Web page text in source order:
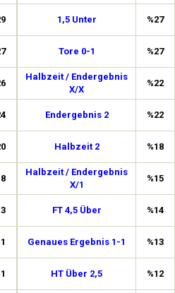
1,5 Unter %27
Tore 0-1 %27
Halbzeit / Endergebnis
X/X
%22
Endergebnis 2 %22
Halbzeit 2 %18
Halbzeit / Endergebnis
X/1
%15
FT 4,5 Über %14
Genaues Ergebnis 1-1 %13
HT Über 2,5 %12